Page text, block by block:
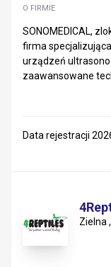
O FIRMIE
SONOMEDICAL,
firma
urządzeń
zaawansowane
Data rejestracji
Zielna